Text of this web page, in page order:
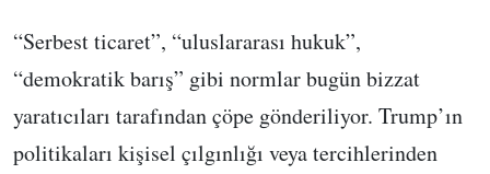
“Serbest ticaret”, “uluslararası hukuk”,
“demokratik barış” gibi normlar bugün bizzat
yaratıcıları tarafından çöpe gönderiliyor. Trump’ın
politikaları kişisel çılgınlığı veya tercihlerinden